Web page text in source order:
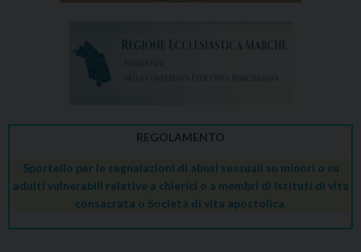
REGOLAMENTO
Sportello per le segnalazioni di abusi sessuali su minori o su
adulti vulnerabili relative a chierici o a membri di Istituti di vita
consacrata o Società di vita apostolica.